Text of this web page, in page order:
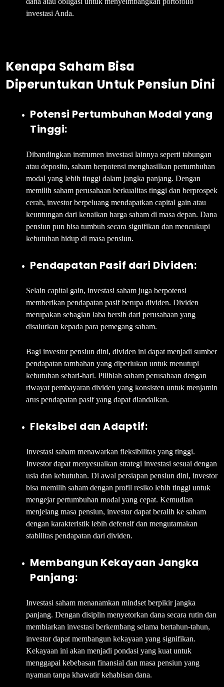
investasi Anda.
Kenapa Saham Bisa
Diperuntukan Untuk Pensiun Dini
Potensi Pertumbuhan Modal yang
Tinggi:
Dibandingkan instrumen investasi lainnya seperti tabungan
atau deposito, saham berpotensi menghasilkan pertumbuhan
modal yang lebih tinggi dalam jangka panjang. Dengan
memilih saham perusahaan berkualitas tinggi dan berprospek
cerah, investor berpeluang mendapatkan capital gain atau
keuntungan dari kenaikan harga saham di masa depan. Dana
pensiun pun bisa tumbuh secara signifikan dan mencukupi
kebutuhan hidup di masa pensiun.
Pendapatan Pasif dari Dividen:
Selain capital gain, investasi saham juga berpotensi
memberikan pendapatan pasif berupa dividen. Dividen
merupakan sebagian laba bersih dari perusahaan yang
disalurkan kepada para pemegang saham.
Bagi investor pensiun dini, dividen ini dapat menjadi sumber
pendapatan tambahan yang diperlukan untuk menutupi
kebutuhan sehari-hari. Pilihlah saham perusahaan dengan
riwayat pembayaran dividen yang konsisten untuk menjamin
arus pendapatan pasif yang dapat diandalkan.
Fleksibel dan Adaptif:
Investasi saham menawarkan fleksibilitas yang tinggi.
Investor dapat menyesuaikan strategi investasi sesuai dengan
usia dan kebutuhan. Di awal persiapan pensiun dini, investor
bisa memilih saham dengan profil resiko lebih tinggi untuk
mengejar pertumbuhan modal yang cepat. Kemudian
menjelang masa pensiun, investor dapat beralih ke saham
dengan karakteristik lebih defensif dan mengutamakan
stabilitas pendapatan dari dividen.
Membangun Kekayaan Jangka
Panjang:
Investasi saham menanamkan mindset berpikir jangka
panjang. Dengan disiplin menyetorkan dana secara rutin dan
membiarkan investasi berkembang selama bertahun-tahun,
investor dapat membangun kekayaan yang signifikan.
Kekayaan ini akan menjadi pondasi yang kuat untuk
menggapai kebebasan finansial dan masa pensiun yang
nyaman tanpa khawatir kehabisan dana.